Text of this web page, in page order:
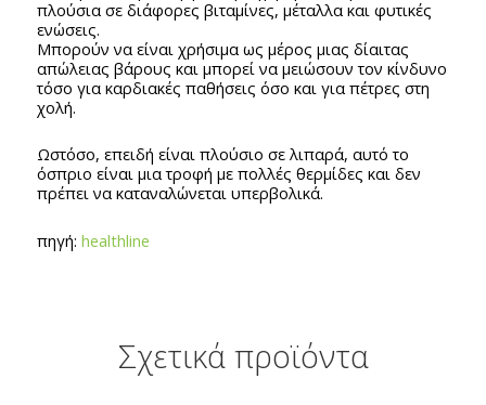
πλούσια σε διάφορες βιταμίνες, μέταλλα και φυτικές
ενώσεις.
Μπορούν να είναι χρήσιμα ως μέρος μιας δίαιτας
απώλειας βάρους και μπορεί να μειώσουν τον κίνδυνο
τόσο για καρδιακές παθήσεις όσο και για πέτρες στη
χολή.
Ωστόσο, επειδή είναι πλούσιο σε λιπαρά, αυτό το
όσπριο είναι μια τροφή με πολλές θερμίδες και δεν
πρέπει να καταναλώνεται υπερβολικά.
πηγή: healthline
Σχετικά προϊόντα